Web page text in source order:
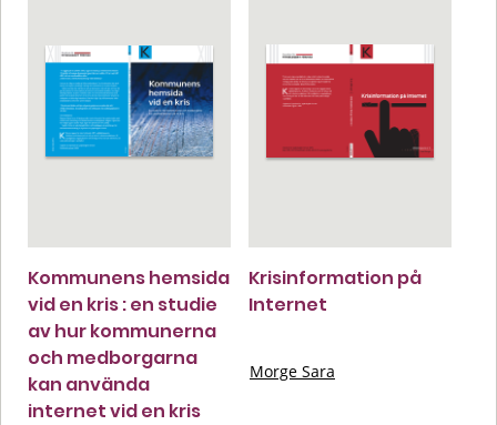
Kommunens hemsida
vid en kris : en studie
av hur kommunerna
och medborgarna
kan använda
internet vid en kris
Krisinformation på
Internet
Morge Sara